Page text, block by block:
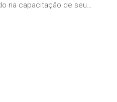
na capacitação de seu…